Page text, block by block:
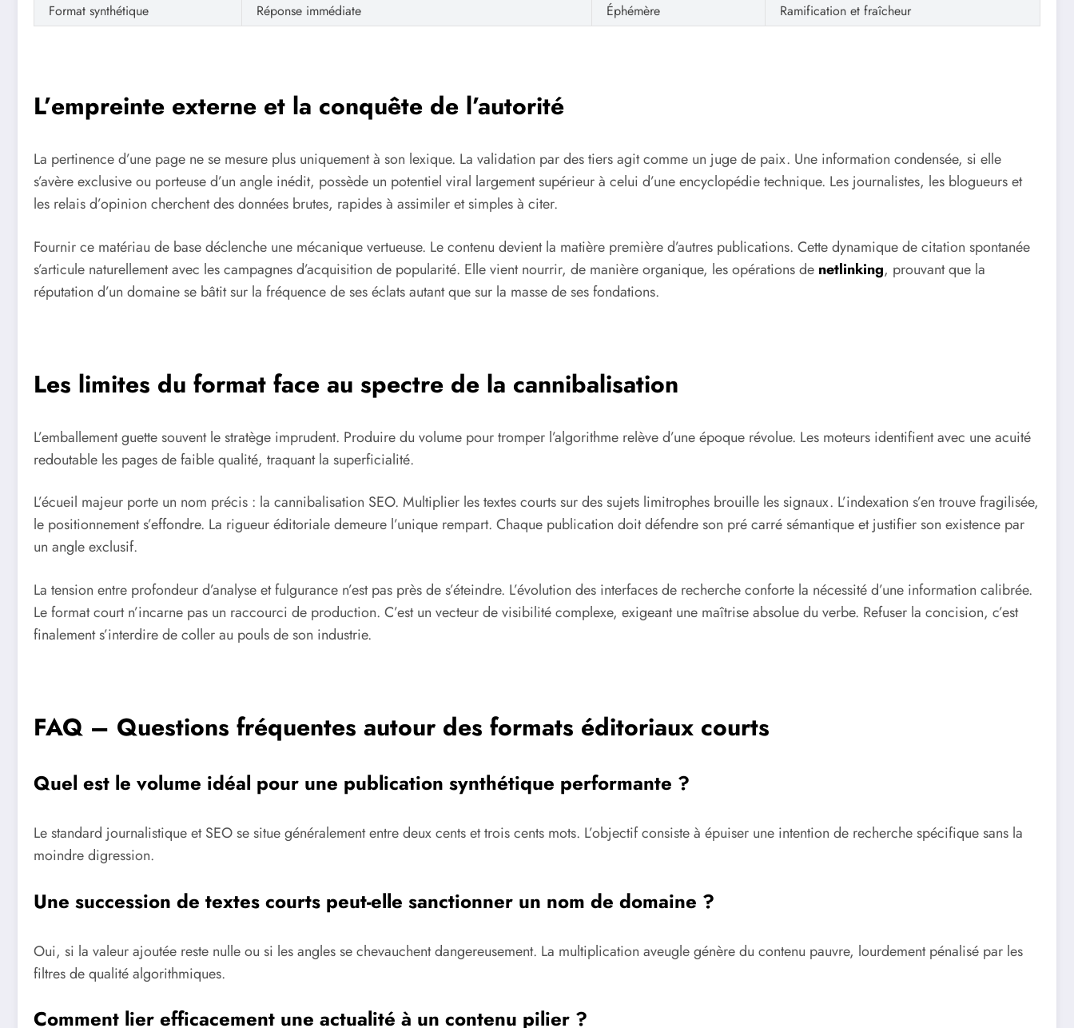
Format synthétique
Réponse immédiate Éphémère Ramification et fraîcheur
L’empreinte externe et la conquête de l’autorité
La pertinence d’une page ne se mesure plus uniquement à son lexique. La validation par des tiers agit comme un juge de paix. Une information condensée, si elle
s’avère exclusive ou porteuse d’un angle inédit, possède un potentiel viral largement supérieur à celui d’une encyclopédie technique. Les journalistes, les blogueurs et
les relais d’opinion cherchent des données brutes, rapides à assimiler et simples à citer.
Fournir ce matériau de base déclenche une mécanique vertueuse. Le contenu devient la matière première d’autres publications. Cette dynamique de citation spontanée
s’articule naturellement avec les campagnes d’acquisition de popularité. Elle vient nourrir, de manière organique, les opérations de netlinking, prouvant que la
réputation d’un domaine se bâtit sur la fréquence de ses éclats autant que sur la masse de ses fondations.
Les limites du format face au spectre de la cannibalisation
L’emballement guette souvent le stratège imprudent. Produire du volume pour tromper l’algorithme relève d’une époque révolue. Les moteurs identifient avec une acuité
redoutable les pages de faible qualité, traquant la superficialité.
L’écueil majeur porte un nom précis : la cannibalisation SEO. Multiplier les textes courts sur des sujets limitrophes brouille les signaux. L’indexation s’en trouve fragilisée,
le positionnement s’effondre. La rigueur éditoriale demeure l’unique rempart. Chaque publication doit défendre son pré carré sémantique et justifier son existence par
un angle exclusif.
La tension entre profondeur d’analyse et fulgurance n’est pas près de s’éteindre. L’évolution des interfaces de recherche conforte la nécessité d’une information calibrée.
Le format court n’incarne pas un raccourci de production. C’est un vecteur de visibilité complexe, exigeant une maîtrise absolue du verbe. Refuser la concision, c’est
finalement s’interdire de coller au pouls de son industrie.
FAQ – Questions fréquentes autour des formats éditoriaux courts
Quel est le volume idéal pour une publication synthétique performante ?
Le standard journalistique et SEO se situe généralement entre deux cents et trois cents mots. L’objectif consiste à épuiser une intention de recherche spécifique sans la
moindre digression.
Une succession de textes courts peut-elle sanctionner un nom de domaine ?
Oui, si la valeur ajoutée reste nulle ou si les angles se chevauchent dangereusement. La multiplication aveugle génère du contenu pauvre, lourdement pénalisé par les
filtres de qualité algorithmiques.
Comment lier efficacement une actualité à un contenu pilier ?